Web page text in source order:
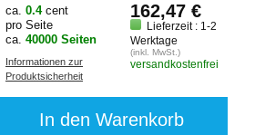
ca. 0.4 cent
pro Seite
ca. 40000 Seiten
Informationen zur
Produktsicherheit
162,47 €
Lieferzeit : 1-2
Werktage
(inkl. MwSt.)
versandkostenfrei
In den Warenkorb